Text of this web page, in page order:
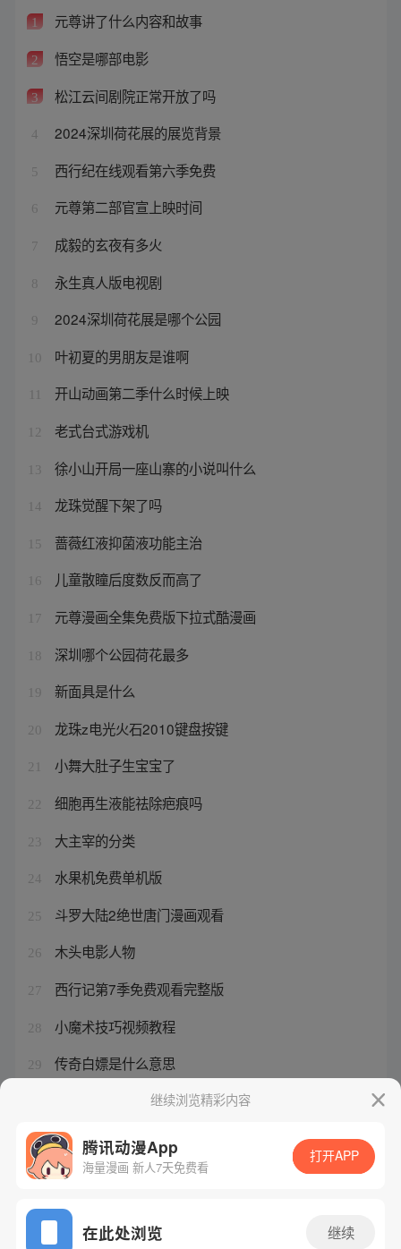
1 元尊讲了什么内容和故事
2 悟空是哪部电影
3 松江云间剧院正常开放了吗
4 2024深圳荷花展的展览背景
5 西行纪在线观看第六季免费
6 元尊第二部官宣上映时间
7 成毅的玄夜有多火
8 永生真人版电视剧
9 2024深圳荷花展是哪个公园
10 叶初夏的男朋友是谁啊
开山动画第二季什么时候上映
12 老式台式游戏机
13 徐小山开局一座山寨的小说叫什么
14 龙珠觉醒下架了吗
15 蔷薇红液抑菌液功能主治
16 儿童散瞳后度数反而高了
17 元尊漫画全集免费版下拉式酷漫画
18 深圳哪个公园荷花最多
19 新面具是什么
20 龙珠z电光火石2010键盘按键
21 小舞大肚子生宝宝了
22 细胞再生液能祛除疤痕吗
23 大主宰的分类
24 水果机免费单机版
25 斗罗大陆2绝世唐门漫画观看
26 木头电影人物
27 西行记第7季免费观看完整版
28 小魔术技巧视频教程
29 传奇白嫖是什么意思
狐妖小红娘之守护者是谁继续浏览精彩内容
腾讯动漫App
海量漫画 新人7天免费看
打开APP
在此处浏览 继续
网站备案/许可证号：粤B2-20090059-5